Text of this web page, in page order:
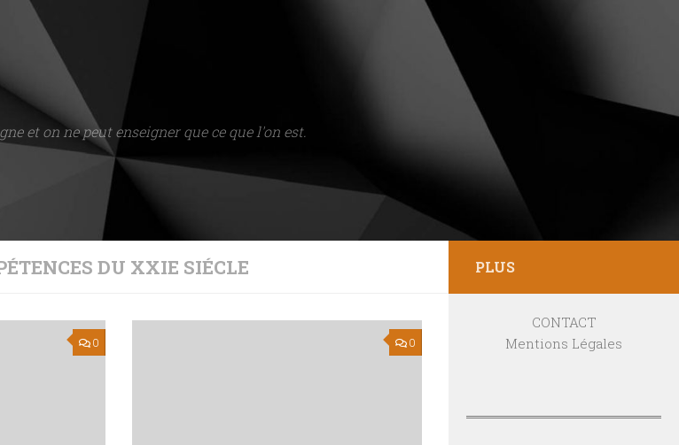
et on ne peut enseigner que ce que l'on est.
DU XXIE SIÉCLE
0 0
PLUS
CONTACT
Mentions Légales